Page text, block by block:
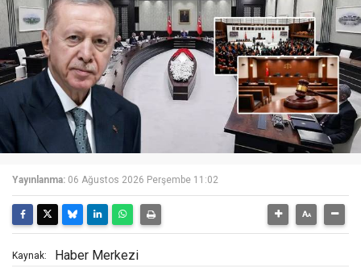
Yayınlanma: 06 Ağustos 2026 Perşembe 11:02
Kaynak: Haber Merkezi